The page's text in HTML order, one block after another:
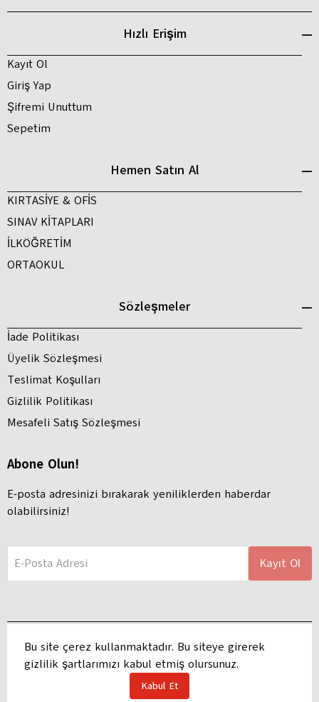
Bu site çerez kullanmaktadır. Bu siteye girerek
gizlilik şartlarımızı kabul etmiş olursunuz.
Kabul Et
Hızlı Erişim
Kayıt Ol
Giriş Yap
Şifremi Unuttum
Sepetim
Hemen Satın Al
KIRTASİYE & OFİS
SINAV KİTAPLARI
İLKÖĞRETİM
ORTAOKUL
Sözleşmeler
İade Politikası
Üyelik Sözleşmesi
Teslimat Koşulları
Gizlilik Politikası
Mesafeli Satış Sözleşmesi
Abone Olun!
E-posta adresinizi bırakarak yeniliklerden haberdar
olabilirsiniz!
E-Posta Adresi Kayıt Ol
Adres: Hacı Hasanlı, Ayhan Kılıç Apartmanı, Atatürk Blv. 127 B, 68100
Aksaray Merkez/Aksaray | Copyright 2025 Haluk Kırtasiye